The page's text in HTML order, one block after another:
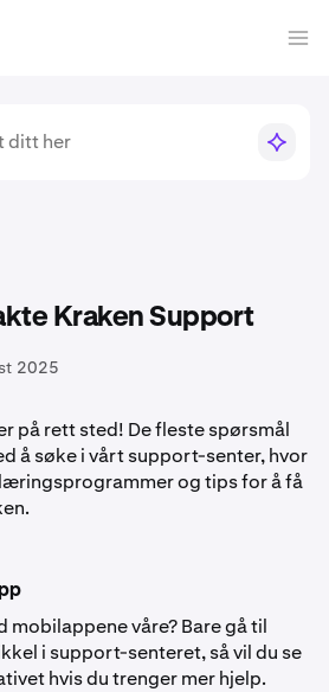
Kraken Support
2025
på rett sted! De fleste spørsmål
å søke i vårt support-senter, hvor
og tips for å få
mobilappene våre? Bare gå til
i support-senteret, så vil du se
hvis du trenger mer hjelp.